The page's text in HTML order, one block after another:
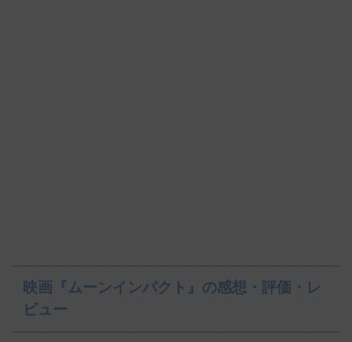
映画『ムーンインパクト』の感想・評価・レ
ビュー